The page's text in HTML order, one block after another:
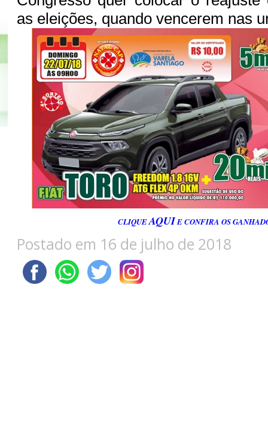
as eleições, quando vencerem nas
CLIQUEAQUIE CONFIRA OS
Postado em 16 de julho de 2018